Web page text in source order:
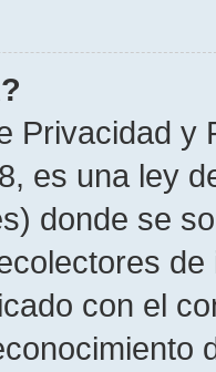
Privacidad
es una ley
donde se
con el